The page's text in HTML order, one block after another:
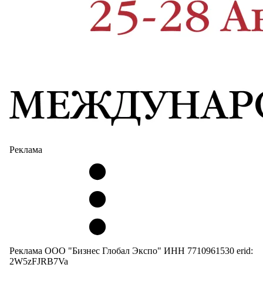
Реклама
Реклама ООО "Бизнес Глобал Экспо" ИНН 7710961530 erid:
2W5zFJRB7Va